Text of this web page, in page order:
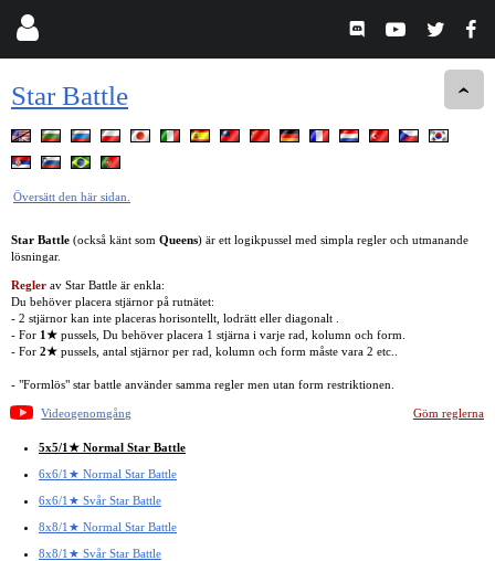
Star Battle
Översätt den här sidan.
Star Battle (också känt som Queens) är ett logikpussel med simpla regler och utmanande
lösningar.
Regler av Star Battle är enkla:
Du behöver placera stjärnor på rutnätet:
- 2 stjärnor kan inte placeras horisontellt, lodrätt eller diagonalt .
- For 1★ pussels, Du behöver placera 1 stjärna i varje rad, kolumn och form.
- For 2★ pussels, antal stjärnor per rad, kolumn och form måste vara 2 etc..
- "Formlös" star battle använder samma regler men utan form restriktionen.
Videogenomgång Göm reglerna
5x5/1★ Normal Star Battle
6x6/1★ Normal Star Battle
6x6/1★ Svår Star Battle
8x8/1★ Normal Star Battle
8x8/1★ Svår Star Battle